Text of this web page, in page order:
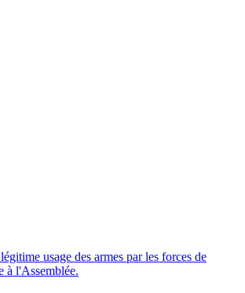
usage des armes par les forces de
à l'Assemblée.